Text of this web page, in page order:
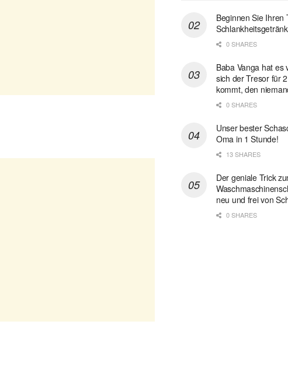
Beginnen Sie Ihren
Schlankheitsgetränk
0 SHARES
Baba Vanga hat es
sich der Tresor für
kommt, den
0 SHARES
Unser bester
Oma in 1 Stunde!
13 SHARES
Der geniale Trick
neu und frei von
0 SHARES